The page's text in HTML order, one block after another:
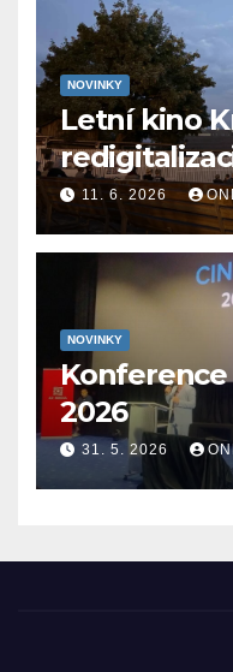
NOVINKY
Letní kino
11. 6. 2026
NOVINKY
Konference
2026
31. 5. 2026